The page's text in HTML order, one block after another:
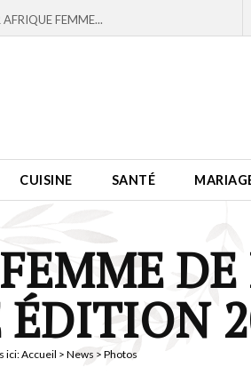
CUISINE SANTÉ
ÉDITION
ici:Accueil > News > Photos